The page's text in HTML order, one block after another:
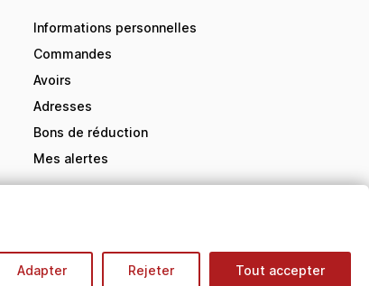
Informations personnelles
Commandes
Avoirs
Adresses
Bons de réduction
Mes alertes
Adapter Rejeter Tout accepter